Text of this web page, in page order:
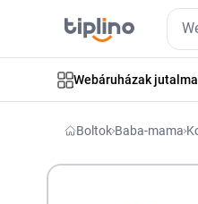
Webáruházak
Boltok Baba-mama